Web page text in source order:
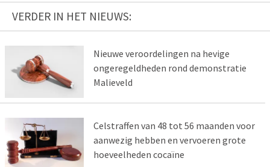
VERDER IN HET NIEUWS:
Nieuwe veroordelingen na hevige
ongeregeldheden rond demonstratie
Malieveld
Celstraffen van 48 tot 56 maanden voor
aanwezig hebben en vervoeren grote
hoeveelheden cocaïne